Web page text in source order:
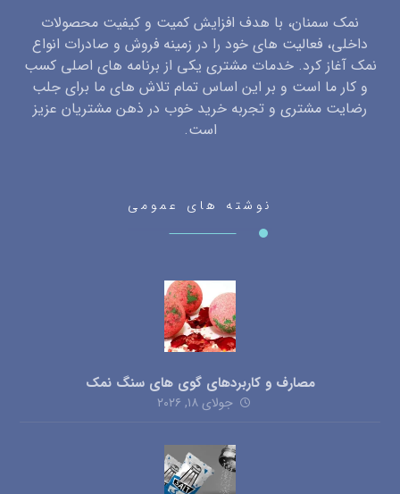
نمک سمنان، با هدف افزایش کمیت و کیفیت محصولات
داخلی، فعالیت های خود را در زمینه فروش و صادرات انواع
نمک آغاز کرد. خدمات مشتری یکی از برنامه های اصلی کسب
و کار ما است و بر این اساس تمام تلاش های ما برای جلب
رضایت مشتری و تجربه خرید خوب در ذهن مشتریان عزیز
است.
نوشته های عمومی
مصارف و کاربردهای گوی های سنگ نمک
جولای ۱۸, ۲۰۲۶